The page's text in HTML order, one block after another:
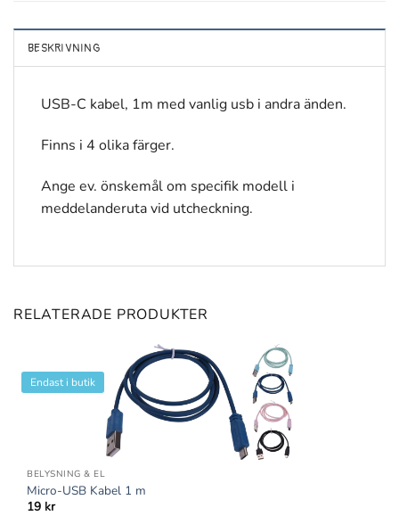
BESKRIVNING
USB-C kabel, 1m med vanlig usb i andra änden.
Finns i 4 olika färger.
Ange ev. önskemål om specifik modell i
meddelanderuta vid utcheckning.
RELATERADE PRODUKTER
Endast i butik
BELYSNING & EL
Micro-USB Kabel 1 m
19 kr